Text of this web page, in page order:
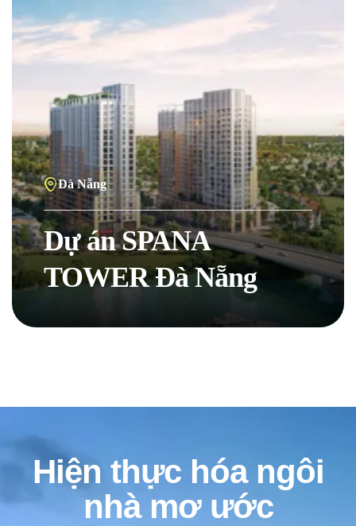
Đà Nẵng
Dự án SPANA
TOWER Đà Nẵng
Hiện thực hóa ngôi
nhà mơ ước